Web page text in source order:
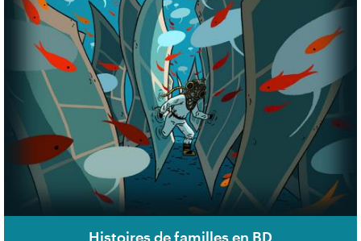
Histoires de familles en BD